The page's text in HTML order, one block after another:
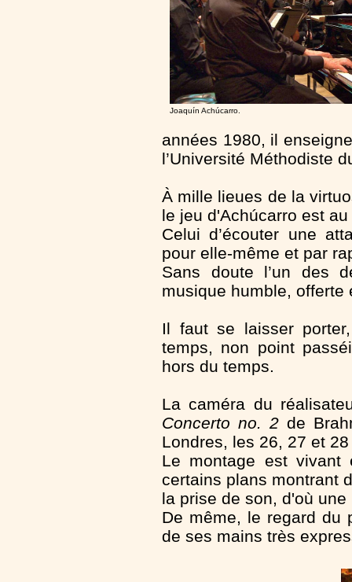
Joaquín Achúcarro.
années 1980, il
l’Université Méthodiste
À mille lieues de la
le jeu d'Achúcarro est
Celui d’écouter une
pour elle-même et par
Sans doute l’un des
musique humble, offerte
Il faut se laisser
temps, non point
hors du temps.
La caméra du
Concerto no. 2 de
Londres, les 26, 27 et
Le montage est
certains plans montrant
la prise de son, d'où
De même, le regard du
de ses mains très